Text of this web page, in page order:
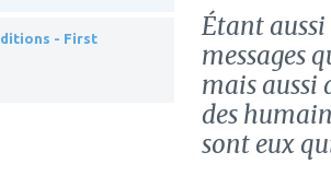
- First
Étant
messages
mais aussi
des
sont eux